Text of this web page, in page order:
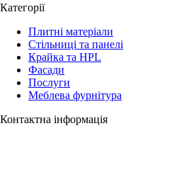
Категорії
Плитні матеріали
Стільниці та панелі
Крайка та HPL
Фасади
Послуги
Меблева фурнітура
Контактна інформація